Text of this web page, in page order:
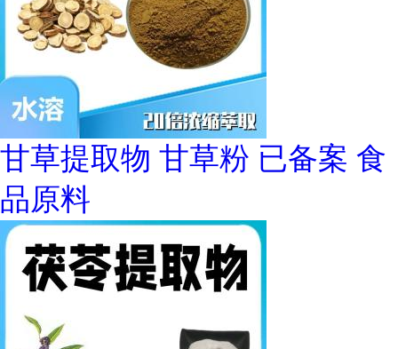
甘草提取物 甘草粉 已备案 食
品原料